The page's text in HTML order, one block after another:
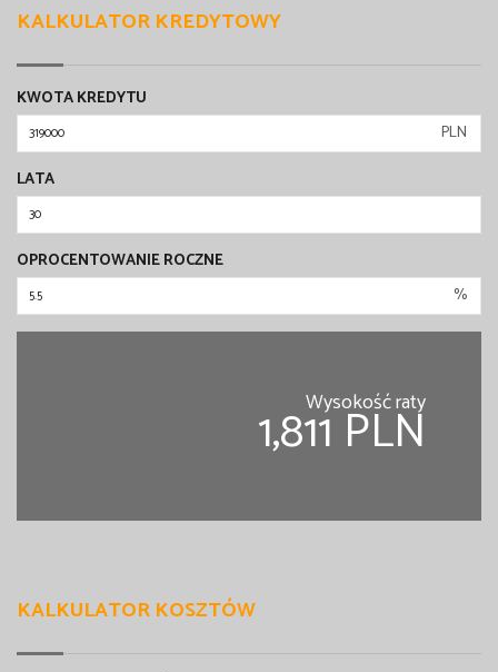
KALKULATOR KREDYTOWY
KWOTA KREDYTU
PLN
LATA
OPROCENTOWANIE ROCZNE
%
Wysokość raty
1,811 PLN
KALKULATOR KOSZTÓW